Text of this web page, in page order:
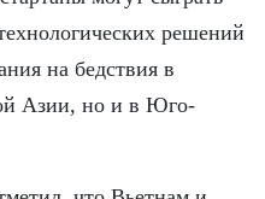
решений
на бедствия в
Азии, но и в Юго-